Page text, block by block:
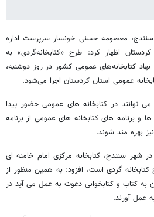
معصومه حسنی خونسار سرپرست اداره
اظهار کرد: طرح «کتابخانه‌گردی» به
کتابخانه‌های عمومی کشور در روز دوشنبه،
توانند در کتابخانه های عمومی حضور پیدا
و برنامه های کتابخانه های عمومی از برنامه
بهره مند شوند.
شهر سنندج، کتابخانه مرکزی امام خامنه ای
گردی است، افزود: به همین منظور از
به کتاب و کتابخوانی دعوت به عمل می آید در
عمل آورند.